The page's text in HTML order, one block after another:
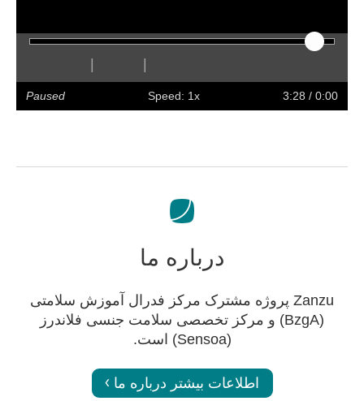
Hide
captions
|
Faster
Slower
|
full
screen
0:00
/ 3:28
Speed: 1x
Paused
درباره ما
Zanzu پروژه مشترک مرکز فدرال آموزش سلامتی
(BzgA) و مرکز تخصصی سلامت جنسی فلاندرز
(Sensoa) است.
اطلاعات بیشتر درباره ما